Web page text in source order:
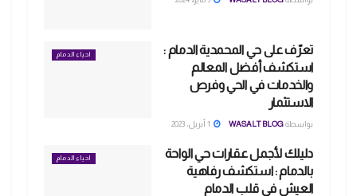
احياء الدمام
تعرّف على حي المحمدية الدمام :
استكشف أفضل المعالم
والخدمات في الحي وفرص
الاستثمار
بواسطةWASALT BLOG
احياء الدمام
دليلك لأجمل عقارات حي الواحة
بالدمام : استكشف رفاهية
العيش في قلب الدمام